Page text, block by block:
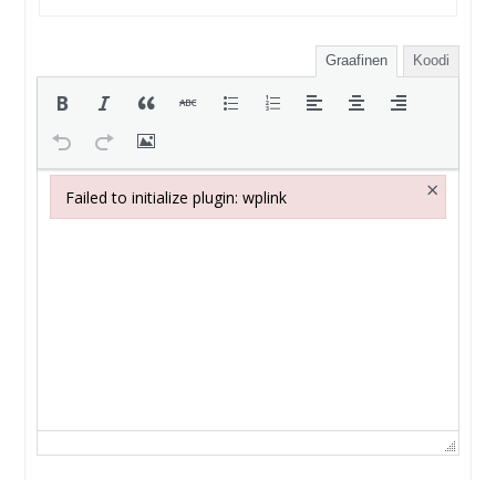
Graafinen Koodi
Failed to initialize plugin: wplink ×
Failed to initialize plugin: wplink